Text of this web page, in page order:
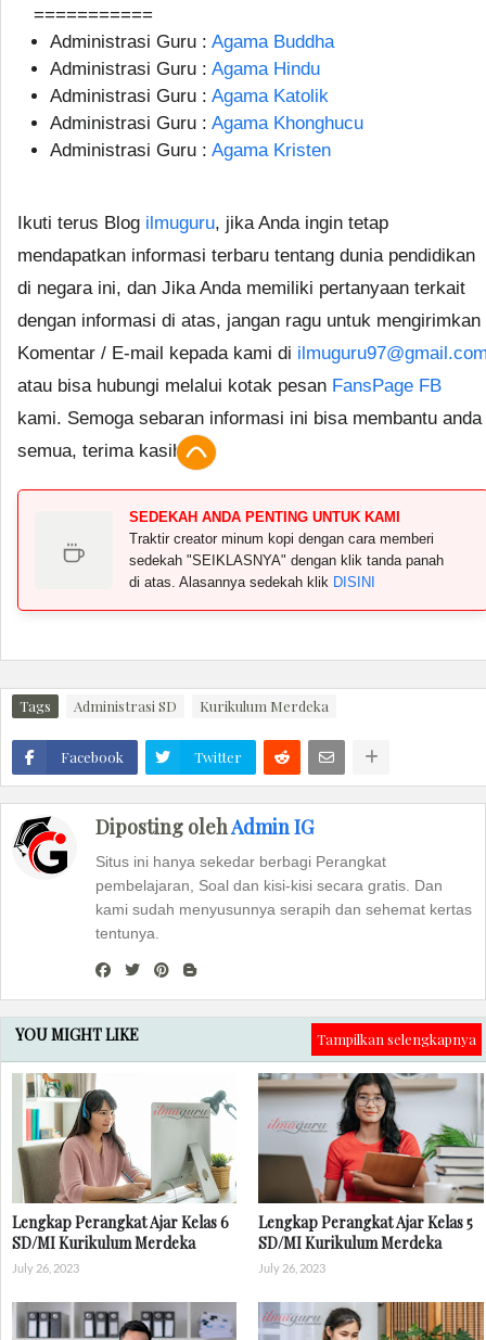
===========
Administrasi Guru : Agama Buddha
Administrasi Guru : Agama Hindu
Administrasi Guru : Agama Katolik
Administrasi Guru : Agama Khonghucu
Administrasi Guru : Agama Kristen
Ikuti terus Blog ilmuguru, jika Anda ingin tetap
mendapatkan informasi terbaru tentang dunia pendidikan
di negara ini, dan Jika Anda memiliki pertanyaan terkait
dengan informasi di atas, jangan ragu untuk mengirimkan
Komentar / E-mail kepada kami di
atau bisa hubungi melalui kotak pesan FansPage FB
kami. Semoga sebaran informasi ini bisa membantu anda
semua, terima kasih.
SEDEKAH ANDA PENTING UNTUK KAMI
Traktir creator minum kopi dengan cara memberi
sedekah "SEIKLASNYA" dengan klik tanda panah
di atas. Alasannya sedekah klik DISINI
Tags Administrasi SD Kurikulum Merdeka
Facebook Twitter
Diposting olehAdmin IG
Situs ini hanya sekedar berbagi Perangkat
pembelajaran, Soal dan kisi-kisi secara gratis. Dan
kami sudah menyusunnya serapih dan sehemat kertas
tentunya.
YOU MIGHT LIKE Tampilkan selengkapnya
Lengkap Perangkat Ajar Kelas 6
SD/MI Kurikulum Merdeka
July 26, 2023
Lengkap Perangkat Ajar Kelas 5
SD/MI Kurikulum Merdeka
July 26, 2023